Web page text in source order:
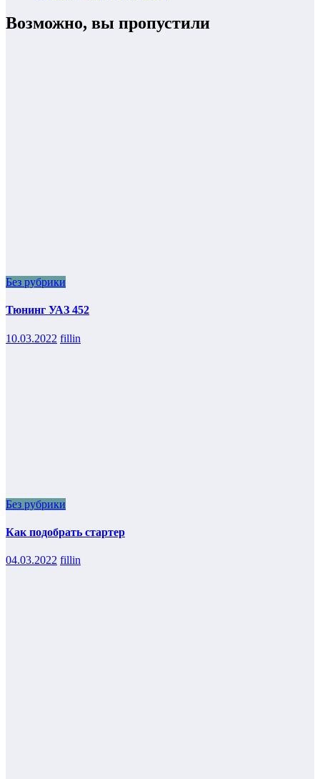
Возможно, вы пропустили
Без рубрики
Тюнинг УАЗ 452
10.03.2022 fillin
Без рубрики
Как подобрать стартер
04.03.2022 fillin